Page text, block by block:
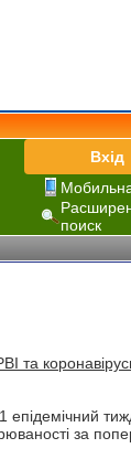
Вхід
поиск
епідемічний
за